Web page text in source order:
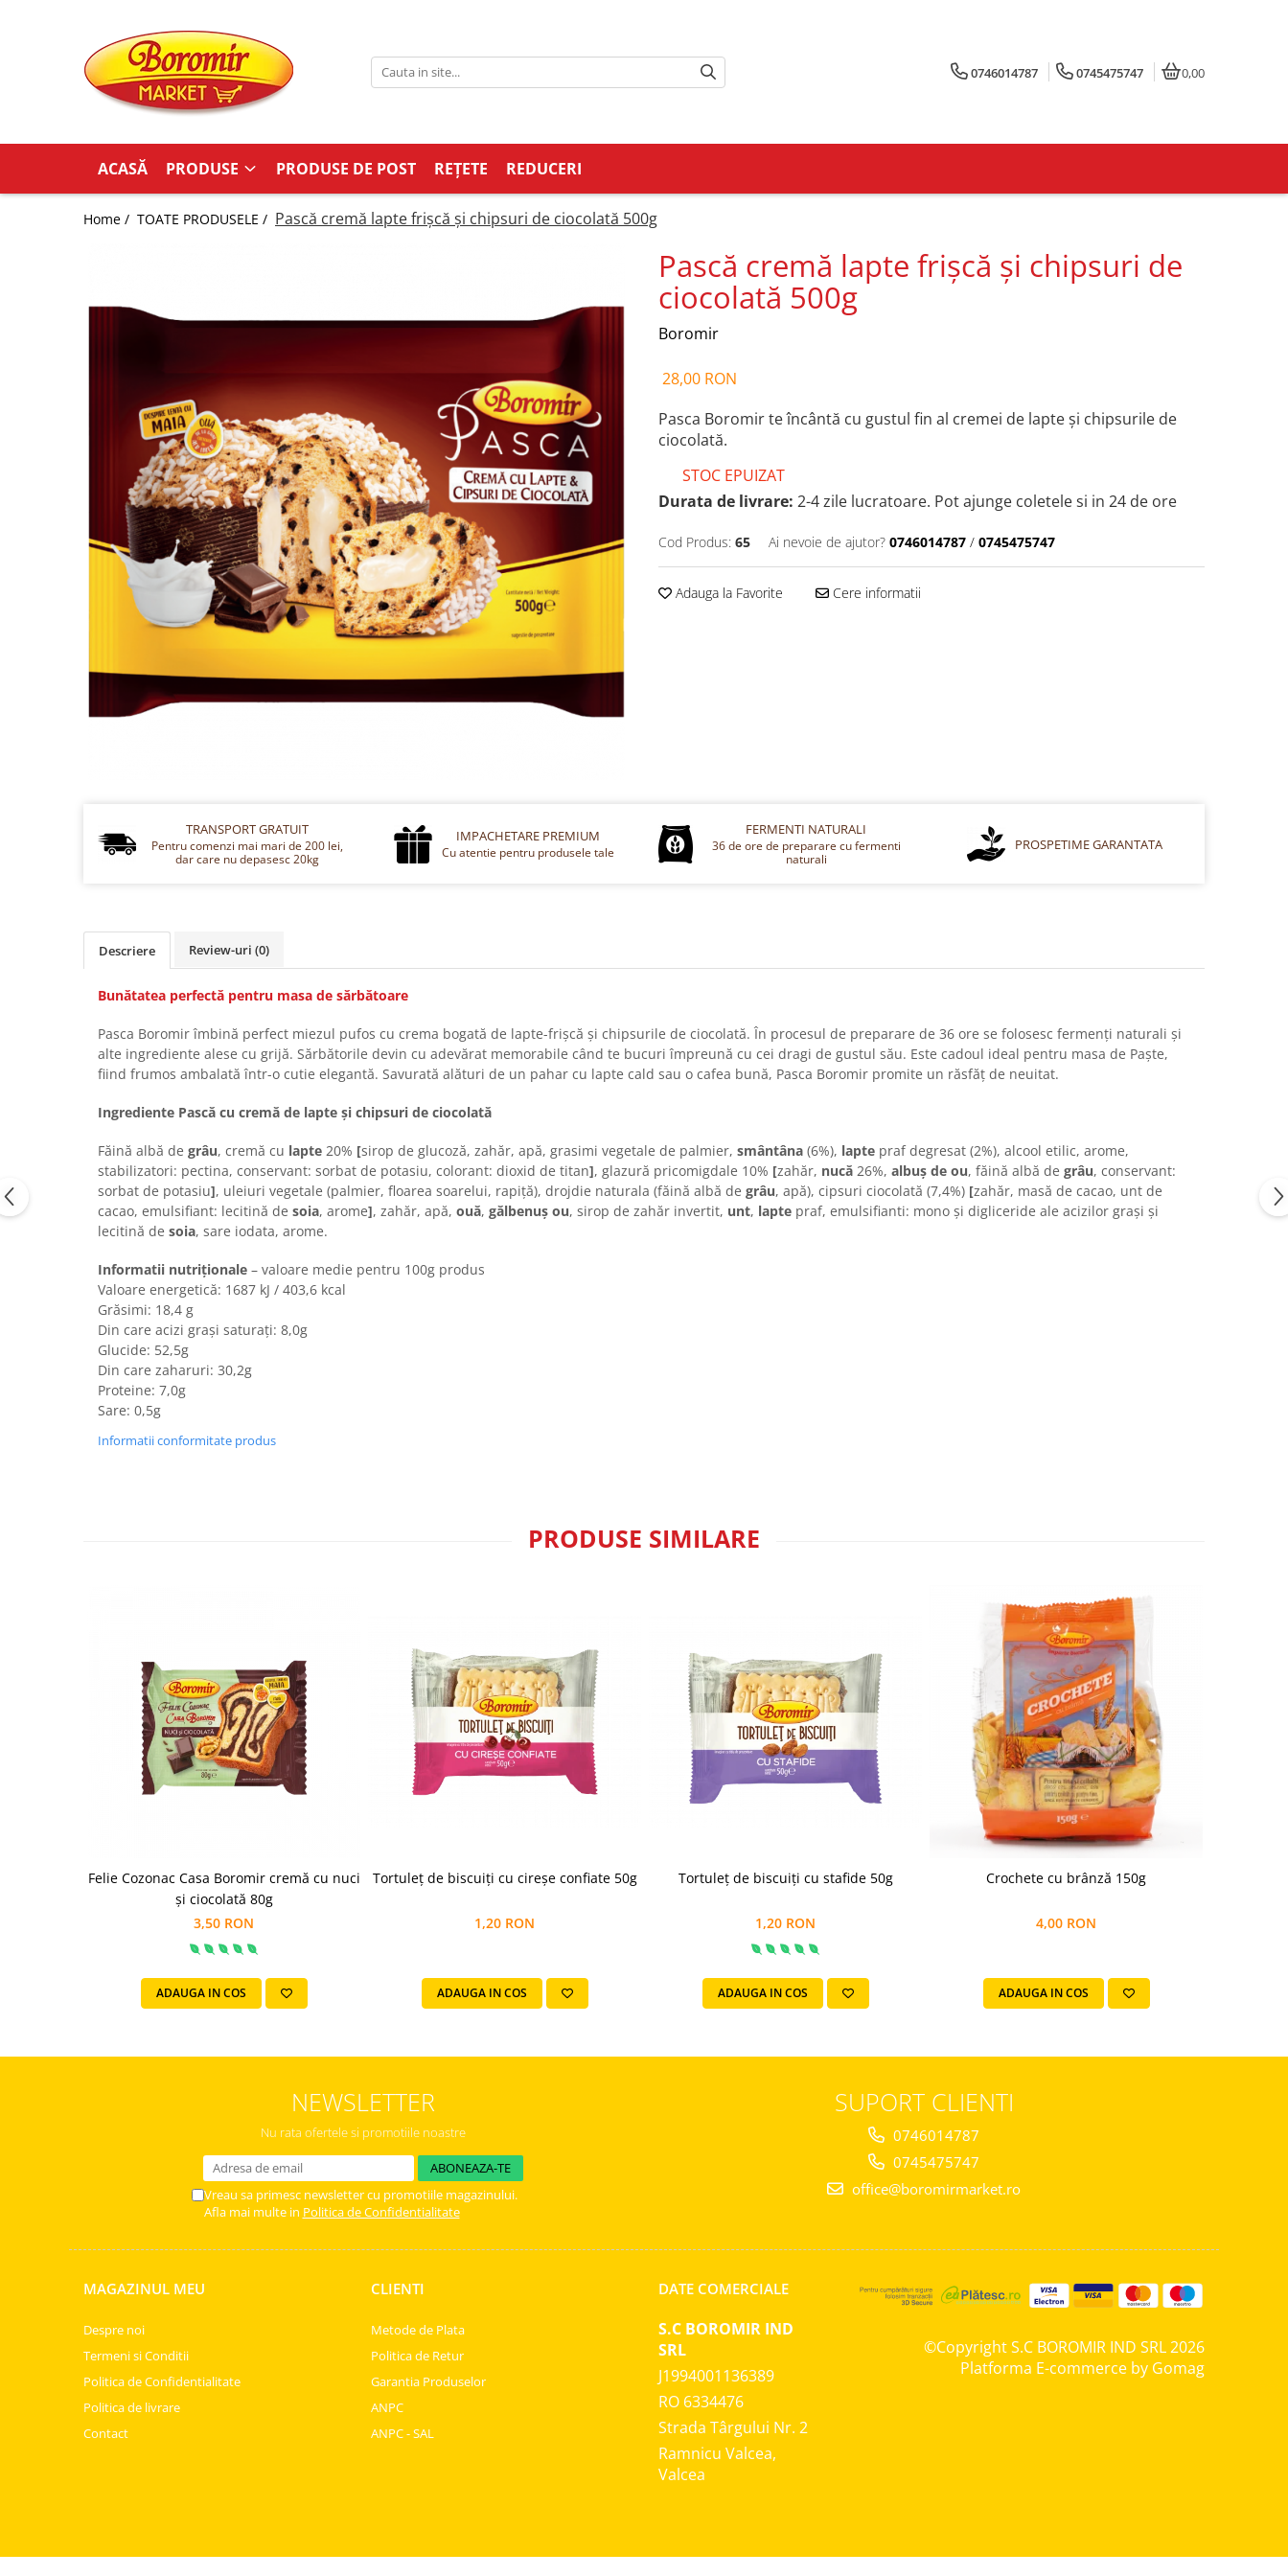
PRODUSE
Cozonac Cremos
Cozonac Insiropat
Cozonac Casa Boromir
Cozonac Vegan (de post)
Cozonac Mos Craciun
Cozonac Duofino
Salam de biscuiti
Creme tartinabile
Prajituri Fabrica de Amandine
Prajitura ingerilor
Prajituri Red Collection
Prajituri cu fructe
Prajituri cafea
Torturi ambalate
Torti
Turta dulce cu nuci
Turta dulce de Sibiu
Turta dulce cu miere
Croissant cu maia
Covrigi cu ulei de masline
Produse de gătit
Pachete Cadou
Vinuri Casa Isarescu
Accesorii Boromir
Dulciurile Feleacul
0746014787 0745475747 0,00
ACASĂ PRODUSE PRODUSE DE POST REȚETE REDUCERI
Home / TOATE PRODUSELE / Pască cremă lapte frișcă și chipsuri de ciocolată 500g
Pască cremă lapte frișcă și chipsuri de
ciocolată 500g
Boromir
28,00 RON
Pasca Boromir te încântă cu gustul fin al cremei de lapte și chipsurile de
ciocolată.
STOC EPUIZAT
Durata de livrare: 2-4 zile lucratoare. Pot ajunge coletele si in 24 de ore
Cod Produs: 65 Ai nevoie de ajutor? 0746014787 / 0745475747
Adauga la Favorite Cere informatii
TRANSPORT GRATUIT
Pentru comenzi mai mari de 200 lei,
dar care nu depasesc 20kg
IMPACHETARE PREMIUM
Cu atentie pentru produsele tale
FERMENTI NATURALI
36 de ore de preparare cu fermenti
naturali
PROSPETIME GARANTATA
Descriere Review-uri (0)
Bunătatea perfectă pentru masa de sărbătoare
Pasca Boromir îmbină perfect miezul pufos cu crema bogată de lapte-frișcă și chipsurile de ciocolată. În procesul de preparare de 36 ore se folosesc fermenți naturali și
alte ingrediente alese cu grijă. Sărbătorile devin cu adevărat memorabile când te bucuri împreună cu cei dragi de gustul său. Este cadoul ideal pentru masa de Paște,
fiind frumos ambalată într-o cutie elegantă. Savurată alături de un pahar cu lapte cald sau o cafea bună, Pasca Boromir promite un răsfăț de neuitat.
Ingrediente Pască cu cremă de lapte și chipsuri de ciocolată
Făină albă de grâu, cremă cu lapte 20% [sirop de glucoză, zahăr, apă, grasimi vegetale de palmier, smântâna (6%), lapte praf degresat (2%), alcool etilic, arome,
stabilizatori: pectina, conservant: sorbat de potasiu, colorant: dioxid de titan], glazură pricomigdale 10% [zahăr, nucă 26%, albuș de ou, făină albă de grâu, conservant:
sorbat de potasiu], uleiuri vegetale (palmier, floarea soarelui, rapiță), drojdie naturala (făină albă de grâu, apă), cipsuri ciocolată (7,4%) [zahăr, masă de cacao, unt de
cacao, emulsifiant: lecitină de soia, arome], zahăr, apă, ouă, gălbenuș ou, sirop de zahăr invertit, unt, lapte praf, emulsifianti: mono și digliceride ale acizilor grași și
lecitină de soia, sare iodata, arome.
Informatii nutriționale – valoare medie pentru 100g produs
Valoare energetică: 1687 kJ / 403,6 kcal
Grăsimi: 18,4 g
Din care acizi grași saturați: 8,0g
Glucide: 52,5g
Din care zaharuri: 30,2g
Proteine: 7,0g
Sare: 0,5g
Informatii conformitate produs
PRODUSE SIMILARE
Felie Cozonac Casa Boromir cremă cu nuci
și ciocolată 80g
3,50 RON
ADAUGA IN COS
Tortuleț de biscuiți cu cireșe confiate 50g
1,20 RON
ADAUGA IN COS
Tortuleț de biscuiți cu stafide 50g
1,20 RON
ADAUGA IN COS
Crochete cu brânză 150g
4,00 RON
ADAUGA IN COS
NEWSLETTER
Nu rata ofertele si promotiile noastre
Vreau sa primesc newsletter cu promotiile magazinului.
Afla mai multe in Politica de Confidentialitate
SUPORT CLIENTI
0746014787
0745475747
office@boromirmarket.ro
MAGAZINUL MEU
Despre noi
Termeni si Conditii
Politica de Confidentialitate
Politica de livrare
Contact
CLIENTI
Metode de Plata
Politica de Retur
Garantia Produselor
ANPC
ANPC - SAL
DATE COMERCIALE
S.C BOROMIR IND
SRL
J1994001136389
RO 6334476
Strada Târgului Nr. 2
Ramnicu Valcea,
Valcea
©Copyright S.C BOROMIR IND SRL 2026
Platforma E-commerce by Gomag